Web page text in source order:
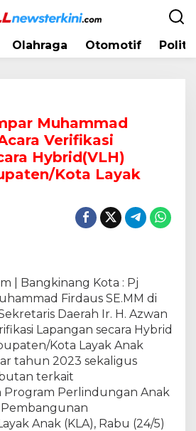
Olahraga Otomotif
Muhammad
Verifikasi
Hybrid(VLH)
Kota Layak
| Bangkinang Kota : Pj
Firdaus SE.MM di
Daerah Ir. H. Azwan
Lapangan secara Hybrid
Kota Layak Anak
tahun 2023 sekaligus
terkait
Program Perlindungan Anak
Anak (KLA), Rabu (24/5)